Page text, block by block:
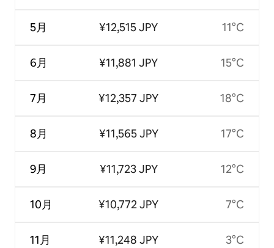
5月
6月
7月
8月
9月
10月
11月
¥12,515 JPY
¥11,881 JPY
¥12,357 JPY
¥11,565 JPY
¥11,723 JPY
¥10,772 JPY
¥11,248 JPY
11°C
15°C
18°C
17°C
12°C
7°C
3°C